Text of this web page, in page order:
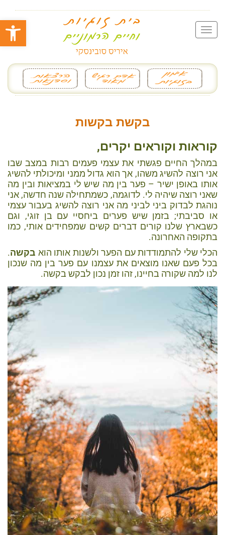
פתח
בקשת בקשות
קוראות וקוראים יקרים,
במהלך החיים פגשתי את עצמי פעמים רבות במצב שבו
אני רוצה להשיג משהו, אך הוא גדול ממני ומיכולתי להשיג
אותו באופן ישיר – פער בין מה שיש לי במציאות ובין מה
שאני רוצה שיהיה לי. לדוגמה, כשמתחילה שנה חדשה, אני
נוהגת לבדוק ביני לביני מה אני רוצה להשיג בעבור עצמי
או סביבתי; בזמן שיש פערים ביחסיי עם בן זוגי, וגם
כשבארץ שלנו קורים דברים קשים שמפחידים אותי, כמו
בתקופה האחרונה.
הכלי שלי להתמודדות עם הפער ולשנות אותו הוא בקשה.
בכל פעם שאנו מוצאים את עצמנו עם פער בין מה שנכון
לנו למה שקורה בחיינו, זהו זמן נכון לבקש בקשה.